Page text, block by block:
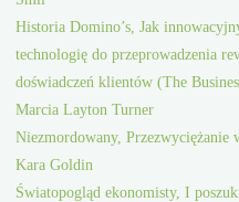
Historia Domino’s, Jak
technologię do przeprowadzenia
doświadczeń klientów (The
Marcia Layton Turner
Niezmordowany, Przezwyciężanie
Kara Goldin
Światopogląd ekonomisty, I